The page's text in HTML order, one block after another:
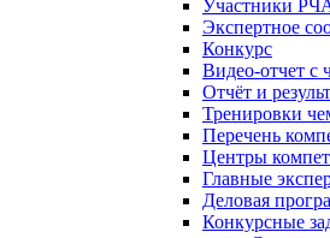
Участники
Экспертное
Конкурс
Видео-отчет с
Отчёт и
Тренировки
Перечень
Центры
Главные
Деловая
Конкурсные